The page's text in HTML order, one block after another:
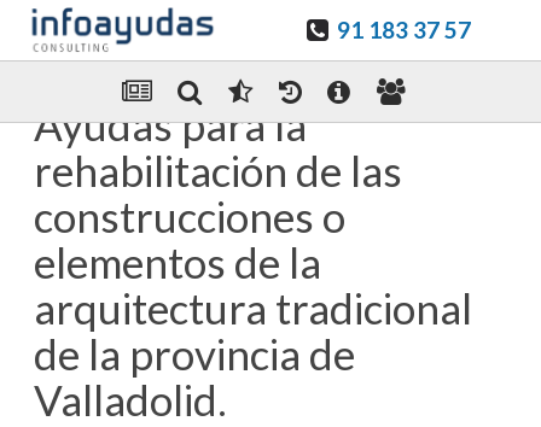
91 183 37 57
Enviar Por email
Ayudas para la
rehabilitación de las
construcciones o
elementos de la
arquitectura tradicional
de la provincia de
Valladolid.